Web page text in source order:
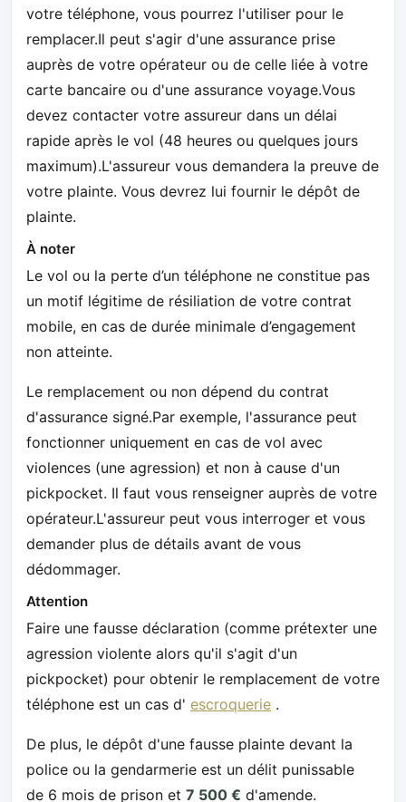
votre téléphone, vous pourrez l'utiliser pour le
remplacer.Il peut s'agir d'une assurance prise
auprès de votre opérateur ou de celle liée à votre
carte bancaire ou d'une assurance voyage.Vous
devez contacter votre assureur dans un délai
rapide après le vol (48 heures ou quelques jours
maximum).L'assureur vous demandera la preuve de
votre plainte. Vous devrez lui fournir le dépôt de
plainte.
À noter
Le vol ou la perte d’un téléphone ne constitue pas
un motif légitime de résiliation de votre contrat
mobile, en cas de durée minimale d’engagement
non atteinte.
Le remplacement ou non dépend du contrat
d'assurance signé.Par exemple, l'assurance peut
fonctionner uniquement en cas de vol avec
violences (une agression) et non à cause d'un
pickpocket. Il faut vous renseigner auprès de votre
opérateur.L'assureur peut vous interroger et vous
demander plus de détails avant de vous
dédommager.
Attention
Faire une fausse déclaration (comme prétexter une
agression violente alors qu'il s'agit d'un
pickpocket) pour obtenir le remplacement de votre
téléphone est un cas d' escroquerie .
De plus, le dépôt d'une fausse plainte devant la
police ou la gendarmerie est un délit punissable
de 6 mois de prison et 7 500 € d'amende.